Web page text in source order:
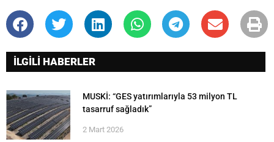
İLGİLİ HABERLER
MUSKİ: “GES yatırımlarıyla 53 milyon TL
tasarruf sağladık”
2 Mart 2026